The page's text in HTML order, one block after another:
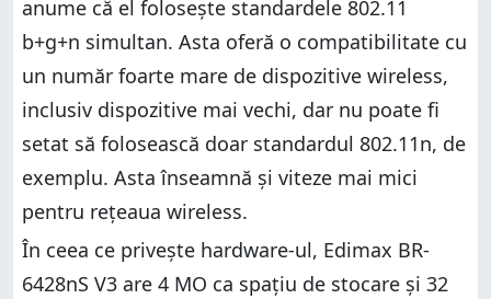
anume că el folosește standardele 802.11
b+g+n simultan. Asta oferă o compatibilitate cu
un număr foarte mare de dispozitive wireless,
inclusiv dispozitive mai vechi, dar nu poate fi
setat să folosească doar standardul 802.11n, de
exemplu. Asta înseamnă și viteze mai mici
pentru rețeaua wireless.
În ceea ce privește hardware-ul, Edimax BR-
6428nS V3 are 4 MO ca spațiu de stocare și 32